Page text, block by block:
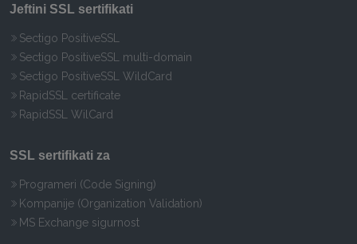
Jeftini SSL sertifikati
Sectigo PositiveSSL
Sectigo PositiveSSL multi-domain
Sectigo PositiveSSL WildCard
RapidSSL certificate
RapidSSL WilCard
SSL sertifikati za
Programeri (Code Signing)
Kompanije (Organization Validation)
MS Exchange sigurnost